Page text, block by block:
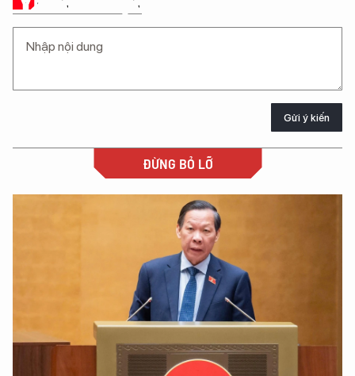
Gửi ý kiến
ĐỪNG BỎ LỠ